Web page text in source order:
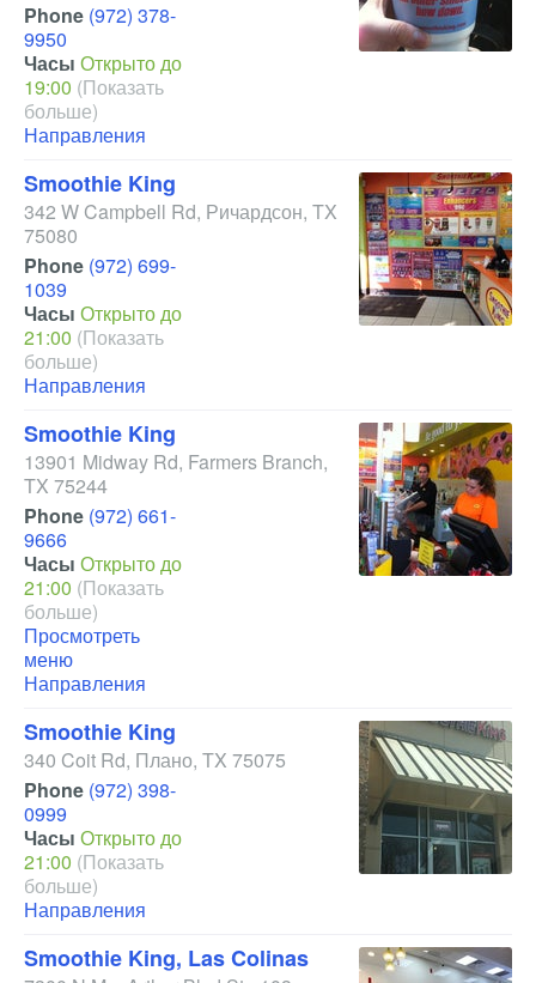
Phone (972) 378-
9950
Часы Открыто до
19:00 (Показать
больше)
Направления
Smoothie King
342 W Campbell Rd, Ричардсон, TX
75080
Phone (972) 699-
1039
Часы Открыто до
21:00 (Показать
больше)
Направления
Smoothie King
13901 Midway Rd, Farmers Branch,
TX 75244
Phone (972) 661-
9666
Часы Открыто до
21:00 (Показать
больше)
Просмотреть
меню
Направления
Smoothie King
340 Coit Rd, Плано, TX 75075
Phone (972) 398-
0999
Часы Открыто до
21:00 (Показать
больше)
Направления
Smoothie King, Las Colinas